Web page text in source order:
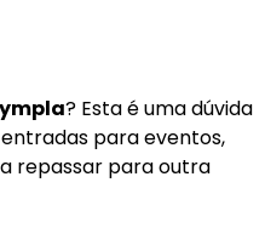
? Esta é uma dúvida
para eventos,
repassar para outra